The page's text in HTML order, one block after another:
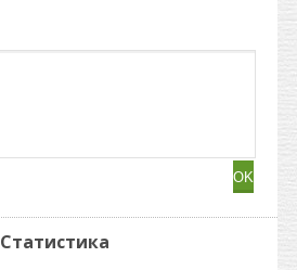
Статистика